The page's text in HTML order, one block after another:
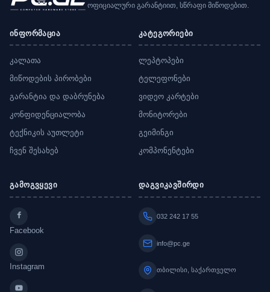
ოფიციალური გარანტიით, სწრაფი მიწოდებით.
ინფორმაცია
კალათა
მიწოდების პირობები
გარანტია და დაბრუნება
კონფიდენციალობა
ტექნიკის აუთლეტი
ჩვენ შესახებ
კატეგორიები
ლეპტოპები
ტელეფონები
ვიდეო კარტები
მონიტორები
გეიმინგი
კომპონენტები
გამოგვყევი
Facebook
Instagram
დაგვიკავშირდი
032 242 17 55
info@pc.ge
თბილისი, საქართველო